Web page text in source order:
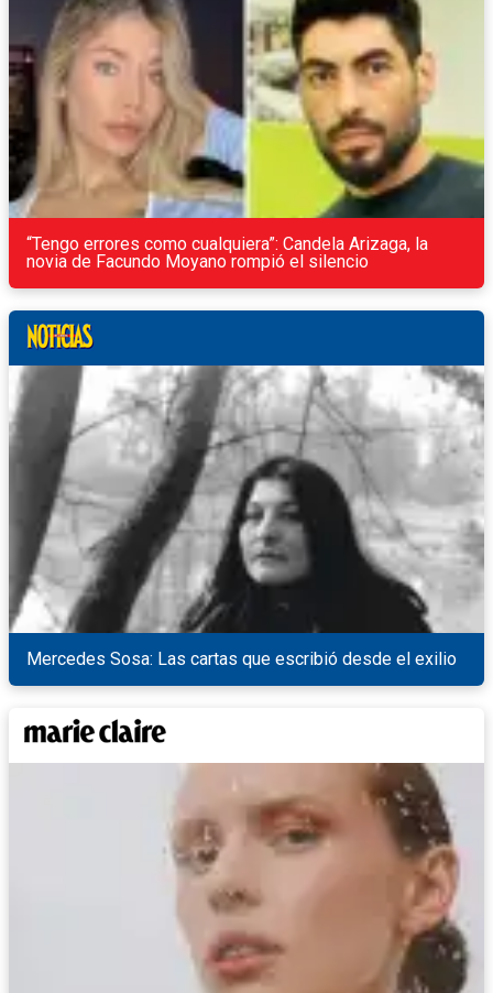
“Tengo errores como cualquiera”: Candela Arizaga, la
novia de Facundo Moyano rompió el silencio
Mercedes Sosa: Las cartas que escribió desde el exilio